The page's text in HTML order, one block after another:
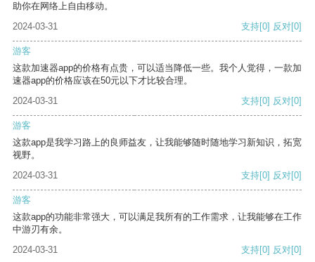
助你在网络上自由移动。
2024-03-31
支持[0] 反对[0]
游客
这款加速器app的价格有点贵，可以适当降低一些。我个人觉得，一款加
速器app的价格应该在50元以下才比较合理。
2024-03-31
支持[0] 反对[0]
游客
这款app是我学习路上的良师益友，让我能够随时随地学习新知识，拓宽
视野。
2024-03-31
支持[0] 反对[0]
游客
这款app的功能非常强大，可以满足我所有的工作需求，让我能够在工作
中游刃有余。
2024-03-31
支持[0] 反对[0]